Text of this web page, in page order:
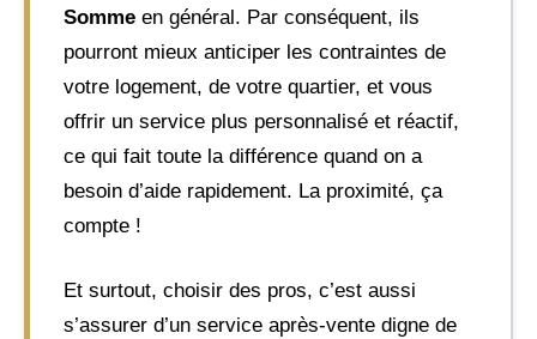
Somme en général. Par conséquent, ils
pourront mieux anticiper les contraintes de
votre logement, de votre quartier, et vous
offrir un service plus personnalisé et réactif,
ce qui fait toute la différence quand on a
besoin d’aide rapidement. La proximité, ça
compte !
Et surtout, choisir des pros, c’est aussi
s’assurer d’un service après-vente digne de